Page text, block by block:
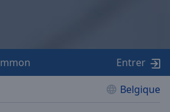
Belgique
Entrer